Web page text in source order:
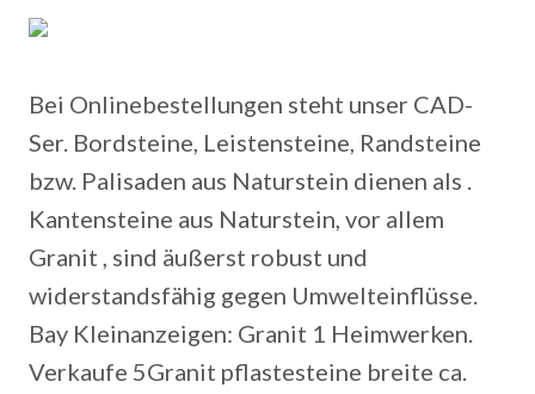
Bei Onlinebestellungen steht unser CAD-
Ser. Bordsteine, Leistensteine, Randsteine
bzw. Palisaden aus Naturstein dienen als .
Kantensteine aus Naturstein, vor allem
Granit , sind äußerst robust und
widerstandsfähig gegen Umwelteinflüsse.
Bay Kleinanzeigen: Granit 1 Heimwerken.
Verkaufe 5Granit pflastesteine breite ca.